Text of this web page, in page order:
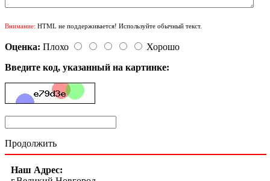
Внимание: HTML не поддерживается! Используйте обычный текст.
Оценка: Плохо
Хорошо
Введите код, указанный на картинке:
Продолжить
Наш Адрес: